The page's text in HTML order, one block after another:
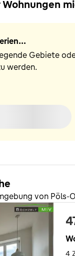
Gebiete
werden.
von Pöls-
4